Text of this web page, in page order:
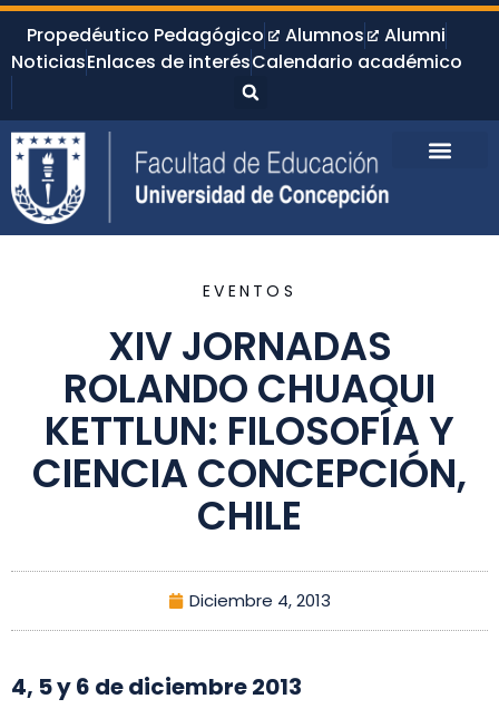
Propedéutico Pedagógico Alumnos
Alumni
NoticiasEnlaces de interésCalendario académico
EVENTOS
XIV JORNADAS
ROLANDO CHUAQUI
KETTLUN: FILOSOFÍA Y
CIENCIA CONCEPCIÓN,
CHILE
Diciembre 4, 2013
4, 5 y 6 de diciembre 2013